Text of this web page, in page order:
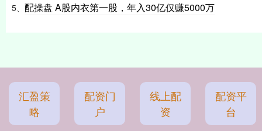
5、 配操盘 A股内衣第一股，年入30亿仅赚5000万
汇盈策
略
配资门
户
线上配
资
配资平
台